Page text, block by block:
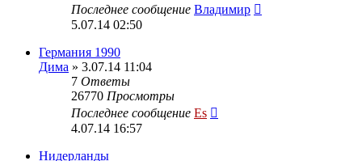
Последнее сообщение Владимир
5.07.14 02:50
Германия 1990
Дима » 3.07.14 11:04
7 Ответы
26770 Просмотры
Последнее сообщение Es
4.07.14 16:57
Нидерланды